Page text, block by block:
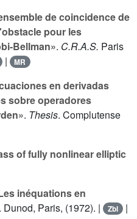
de coincidence de
pour les
Bellman». C.R.A.S. Paris
| MR
en derivadas
sobre operadores
. Thesis. Complutense
of fully nonlinear elliptic
inéquations en
. Dunod, Paris, (1972). | Zbl |